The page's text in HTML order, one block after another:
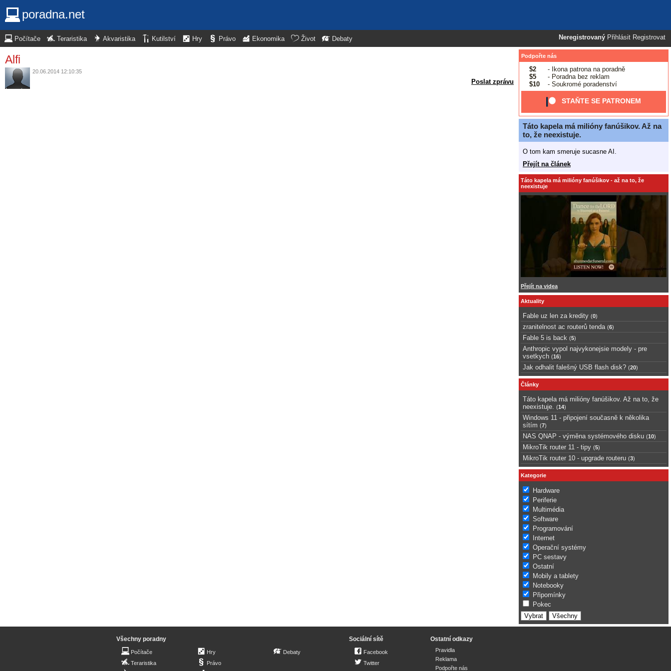
poradna.net
Neregistrovaný Přihlásit Registrovat
Počítače Teraristika Akvaristika Kutilství Hry Právo Ekonomika Život Debaty
Alfi
20.06.2014 12:10:35
Poslat zprávu
Podpořte nás
$2
- Ikona patrona na poradně
$5
- Poradna bez reklam
$10
- Soukromé poradenství
STAŇTE SE PATRONEM
Táto kapela má milióny fanúšikov. Až na
to, že neexistuje.
O tom kam smeruje sucasne AI.
Přejít na článek
Táto kapela má milióny fanúšikov - až na to, že
neexistuje
Přejít na videa
Aktuality
Fable uz len za kredity (0)
zranitelnost ac routerů tenda (6)
Fable 5 is back (5)
Anthropic vypol najvykonejsie modely - pre
vsetkych (16)
Jak odhalit falešný USB flash disk? (20)
Články
Táto kapela má milióny fanúšikov. Až na to, že
neexistuje.
(14)
Windows 11 - připojení současně k několika
sítím (7)
NAS QNAP - výměna systémového disku (10)
MikroTik router 11 - tipy (5)
MikroTik router 10 - upgrade routeru (3)
Kategorie
Hardware
Periferie
Multimédia
Software
Programování
Internet
Operační systémy
PC sestavy
Ostatní
Mobily a tablety
Notebooky
Připomínky
Pokec
Všechny poradny
Počítače
Teraristika
Hry
Právo
Debaty
Sociální sítě
Facebook
Twitter
Ostatní odkazy
Pravidla
Reklama
Podpořte nás